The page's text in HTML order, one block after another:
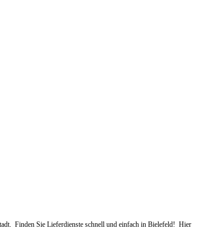
Finden Sie Lieferdienste schnell und einfach in Bielefeld! Hier